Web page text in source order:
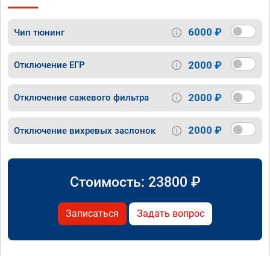
Чип тюнинг 6000 ₽
Отключение ЕГР 2000 ₽
Отключение сажевого фильтра 2000 ₽
Отключение вихревых заслонок 2000 ₽
Стоимость: 23800 ₽
Записаться Задать вопрос